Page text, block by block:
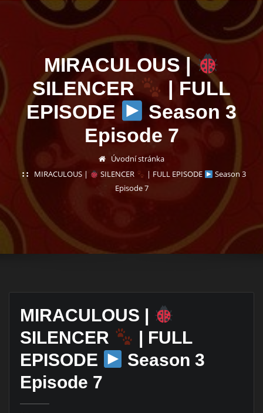
MIRACULOUS |
SILENCER
| FULL
EPISODE
Season 3
Episode 7
Úvodní stránka
MIRACULOUS |
SILENCER | FULL EPISODE
Season 3
Episode 7
MIRACULOUS |
SILENCER
| FULL
EPISODE
Season 3
Episode 7